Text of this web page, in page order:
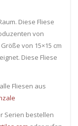
Diese Fliese
von
von 15×15 cm
Diese Fliese
Fliesen ​​aus
Serien bestellen